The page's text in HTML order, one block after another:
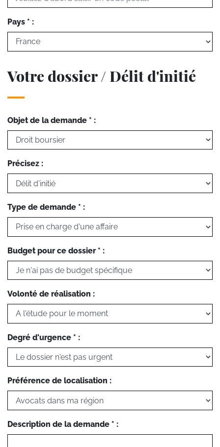
Pays * :
Votre dossier / Délit d'initié
Objet de la demande * :
Précisez :
Type de demande * :
Budget pour ce dossier * :
Volonté de réalisation :
Degré d'urgence * :
Préférence de localisation :
Description de la demande * :